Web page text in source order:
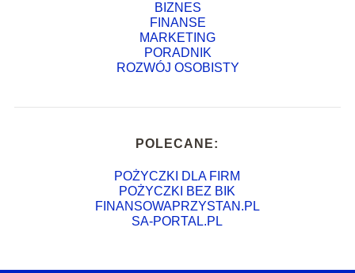
BIZNES
FINANSE
MARKETING
PORADNIK
ROZWÓJ OSOBISTY
POLECANE:
POŻYCZKI DLA FIRM
POŻYCZKI BEZ BIK
FINANSOWAPRZYSTAN.PL
SA-PORTAL.PL